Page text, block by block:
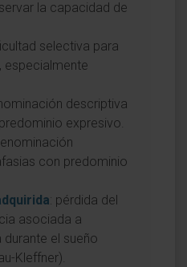
la capacidad de
selectiva para
especialmente
descriptiva
expresivo.
con predominio
: pérdida del
asociada a
el sueño
Kleffner).